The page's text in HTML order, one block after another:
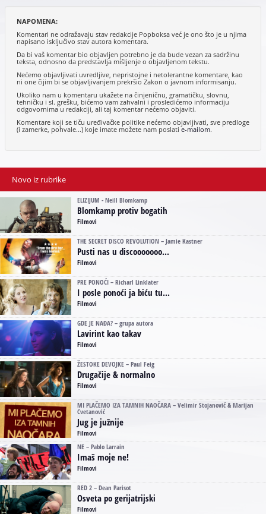
NAPOMENA:
Komentari ne odražavaju stav redakcije Popboksa već je ono što je u njima
napisano isključivo stav autora komentara.
Da bi vaš komentar bio objavljen potrebno je da bude vezan za sadržinu
teksta, odnosno da predstavlja mišljenje o objavljenom tekstu.
Nećemo objavljivati uvredljive, nepristojne i netolerantne komentare, kao
ni one čijim bi se objavljivanjem prekršio Zakon o javnom informisanju.
Ukoliko nam u komentaru ukažete na činjeničnu, gramatičku, slovnu,
tehničku i sl. grešku, bićemo vam zahvalni i prosledićemo informaciju
odgovornima u redakciji, ali taj komentar nećemo objaviti.
Komentare koji se tiču uređivačke politike nećemo objavljivati, sve predloge
(i zamerke, pohvale...) koje imate možete nam poslatie-mailom.
Novo iz rubrike
ELIZIJUM - Neill Blomkamp
Blomkamp protiv bogatih
Filmovi
THE SECRET DISCO REVOLUTION – Jamie Kastner
Pusti nas u discooooooo...
Filmovi
PRE PONOĆI – Richarl Linklater
I posle ponoći ja biću tu...
Filmovi
GDE JE NAĐA? – grupa autora
Lavirint kao takav
Filmovi
ŽESTOKE DEVOJKE – Paul Feig
Drugačije & normalno
Filmovi
MI PLAČEMO IZA TAMNIH NAOČARA – Velimir Stojanović & Marijan
Cvetanović
Jug je južnije
Filmovi
NE – Pablo Larrain
Imaš moje ne!
Filmovi
RED 2 – Dean Parisot
Osveta po gerijatrijski
Filmovi